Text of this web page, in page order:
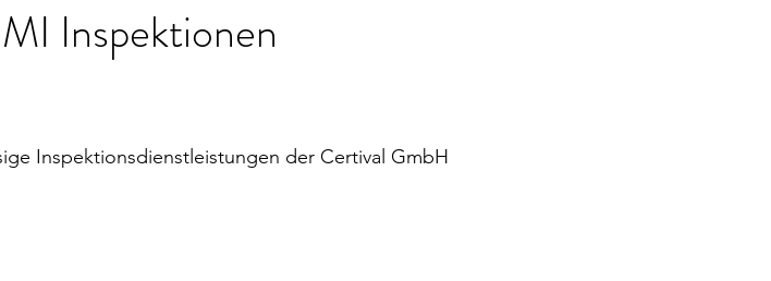
Inspektionen
Inspektionsdienstleistungen der Certival GmbH